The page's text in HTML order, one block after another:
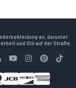
an, darunter
und Stil auf der Straße.